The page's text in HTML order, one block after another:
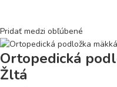
Pridať medzi obľúbené
Ortopedická
Žltá